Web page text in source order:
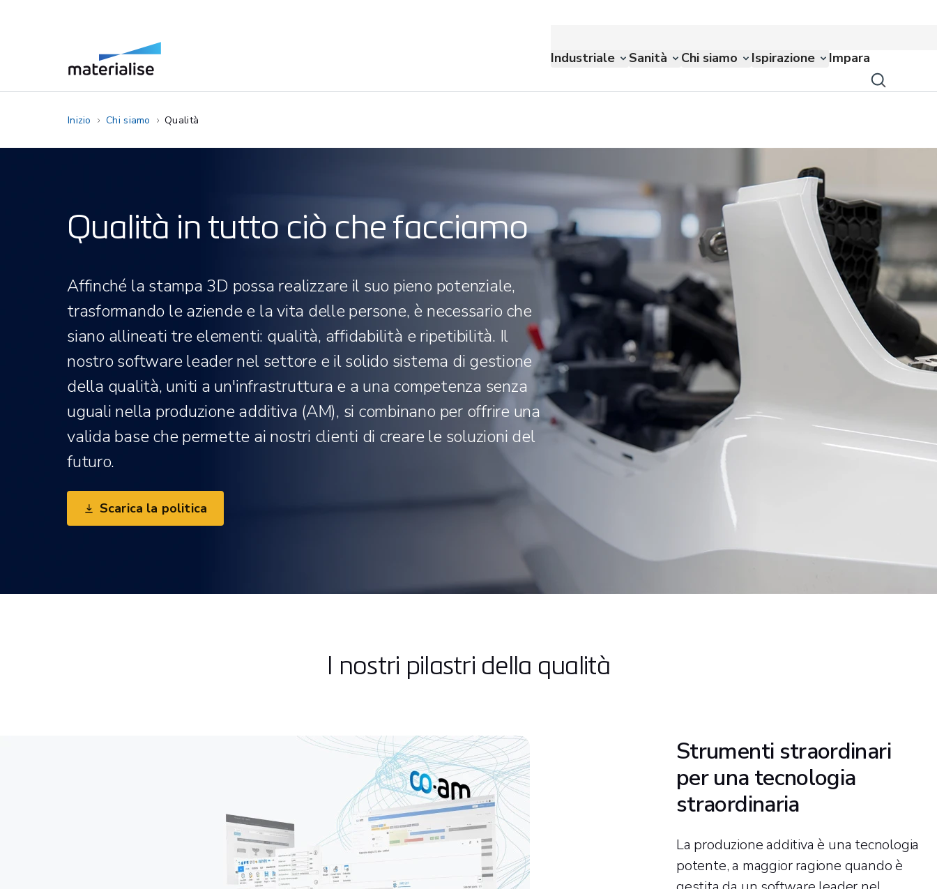
Industriale Sanità Chi siamo Ispirazione Impara
Inizio Chi siamo Qualità
Qualità in tutto ciò che facciamo
Affinché la stampa 3D possa realizzare il suo pieno potenziale,
trasformando le aziende e la vita delle persone, è necessario che
siano allineati tre elementi: qualità, affidabilità e ripetibilità. Il
nostro software leader nel settore e il solido sistema di gestione
della qualità, uniti a un'infrastruttura e a una competenza senza
uguali nella produzione additiva (AM), si combinano per offrire una
valida base che permette ai nostri clienti di creare le soluzioni del
futuro.
Scarica la politica
I nostri pilastri della qualità
Strumenti straordinari
per una tecnologia
straordinaria
La produzione additiva è una tecnologia
potente, a maggior ragione quando è